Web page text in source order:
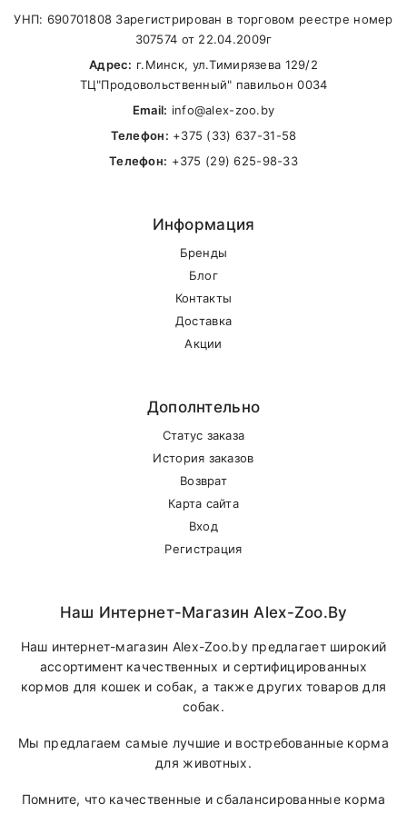
Внимание стоимость доставки зависит от
В другие города Беларуси
Name
УНП: 690701808 Зарегистрирован в торговом реестре номер
307574 от 22.04.2009г
Адрес: г.Минск, ул.Тимирязева 129/2
ТЦ"Продовольственный" павильон 0034
Email: info@alex-zoo.by
Телефон: +375 (33) 637-31-58
Телефон: +375 (29) 625-98-33
Информация
Бренды
Блог
Контакты
Доставка
Акции
Дополнтельно
Статус заказа
История заказов
Возврат
Карта сайта
Вход
Регистрация
Наш Интернет-Магазин Alex-Zoo.by
Наш интернет-магазин Alex-Zoo.by предлагает широкий
ассортимент качественных и сертифицированных
кормов для кошек и собак, а также других товаров для
собак.
Мы предлагаем самые лучшие и востребованные корма
для животных.
Помните, что качественные и сбалансированные корма